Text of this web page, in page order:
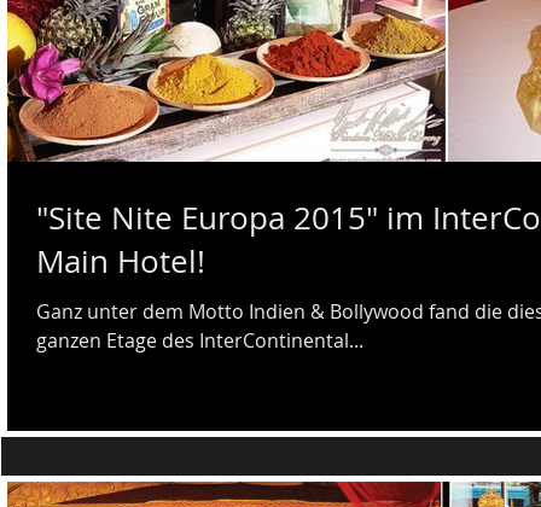
"Site Nite Europa 2015" im
Main Hotel!
Ganz unter dem Motto Indien & Bollywood fand die
ganzen Etage des InterContinental...